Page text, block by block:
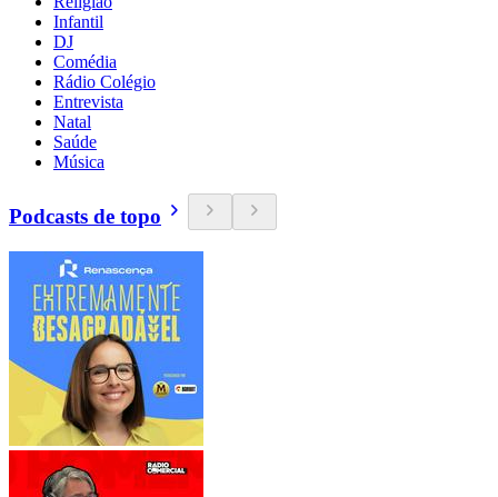
Infantil
DJ
Comédia
Rádio Colégio
Entrevista
Natal
Saúde
Música
Podcasts de topo